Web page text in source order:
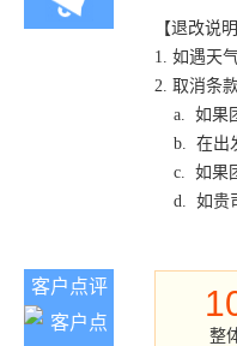
【退改说明
1. 如遇天
2. 取消条
a. 如果
b. 在出
c. 如果团
d. 如贵
客户点评
整